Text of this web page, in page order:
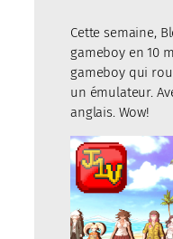
Cette semaine,
gameboy en 10
gameboy qui
un émulateur.
anglais. Wow!